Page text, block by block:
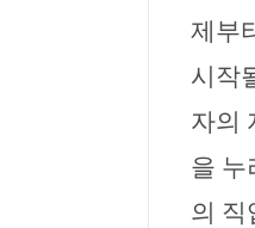
제부
시작
자의
을 누
의 직